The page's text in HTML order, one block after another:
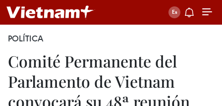
POLÍTICA
Comité Permanente del
Parlamento de Vietnam
convocará su 48ª reunión